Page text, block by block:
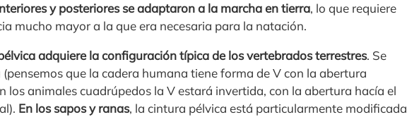
y posteriores se adaptaron a la marcha en tierra, lo que requiere
mucho mayor a la que era necesaria para la natación.
adquiere la configuración típica de los vertebrados terrestres. Se
que la cadera humana tiene forma de V con la abertura
los animales cuadrúpedos la V estará invertida, con la abertura hacía el
En los sapos y ranas, la cintura pélvica está particularmente modificada